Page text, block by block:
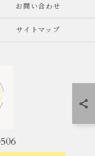
お問い合わせ
サイトマップ